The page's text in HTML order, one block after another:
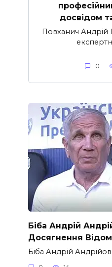
досвідом
Повханич Андрій
0
Біба Андрій
Досягнення
Біба Андрій